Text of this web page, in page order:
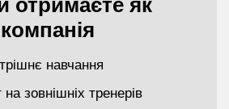
отримаєте як
компанія
навчання
зовнішніх тренерів